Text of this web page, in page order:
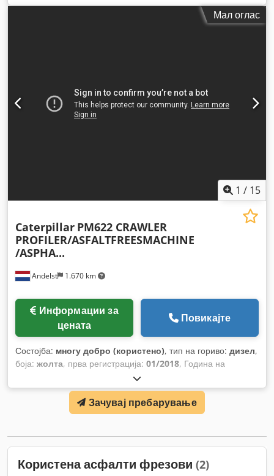
CELOSNO FUNKCIONALNA Dodpfx Aasyl In Ssmock
Мал оглас
1 / 15
Andelst 1.670 km
Caterpillar PM622 CRAWLER
PROFILER/ASFALTFREESMACHINE
/ASPHA...
цената
Повикајте
Состојба: многу добро (користено), тип на гориво: дизел,
боја: жолта, прва регистрација: 01/2018, Година на
Зачувај пребарување
Користена асфалти фрезови (2)